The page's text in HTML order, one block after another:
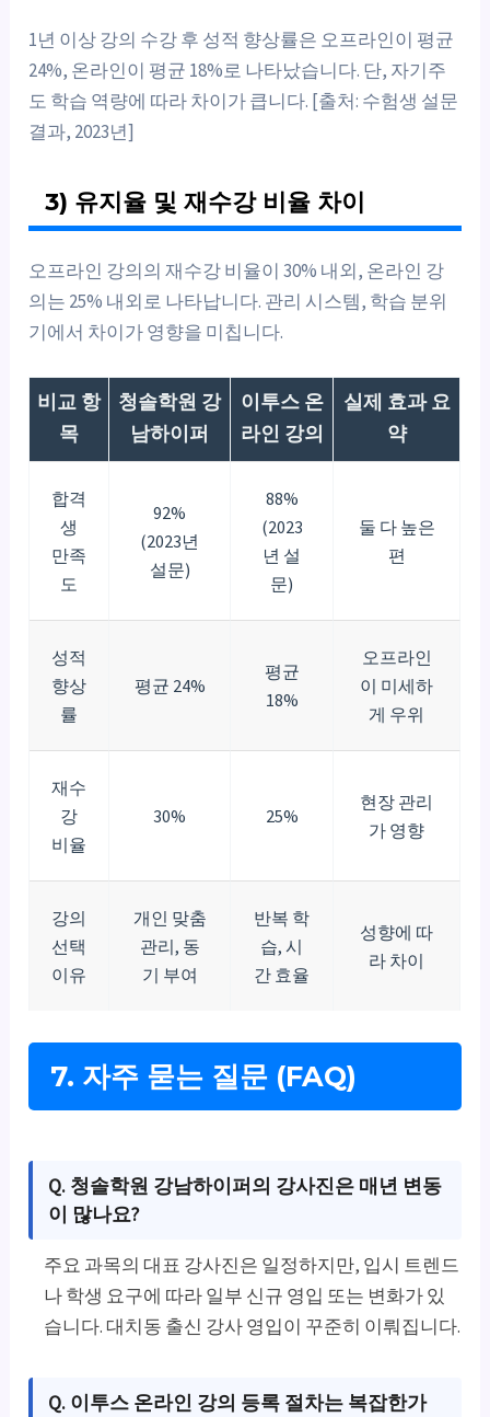
1년 이상 강의 수강 후 성적 향상률은 오프라인이 평균
24%, 온라인이 평균 18%로 나타났습니다. 단, 자기주
도 학습 역량에 따라 차이가 큽니다. [출처: 수험생 설문
결과, 2023년]
3) 유지율 및 재수강 비율 차이
오프라인 강의의 재수강 비율이 30% 내외, 온라인 강
의는 25% 내외로 나타납니다. 관리 시스템, 학습 분위
기에서 차이가 영향을 미칩니다.
비교 항
목
청솔학원 강
남하이퍼
이투스 온
라인 강의
실제 효과 요
약
합격
생
만족
도
92%
(2023년
설문)
88%
(2023
년 설
문)
둘 다 높은
편
성적
향상
률
평균 24%
평균
18%
오프라인
이 미세하
게 우위
재수
강
비율
30% 25%
현장 관리
가 영향
강의
선택
이유
개인 맞춤
관리, 동
기 부여
반복 학
습, 시
간 효율
성향에 따
라 차이
7. 자주 묻는 질문 (FAQ)
Q. 청솔학원 강남하이퍼의 강사진은 매년 변동
이 많나요?
주요 과목의 대표 강사진은 일정하지만, 입시 트렌드
나 학생 요구에 따라 일부 신규 영입 또는 변화가 있
습니다. 대치동 출신 강사 영입이 꾸준히 이뤄집니다.
Q. 이투스 온라인 강의 등록 절차는 복잡한가